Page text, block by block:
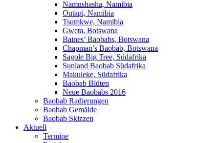
Namushasha, Namibia
Outapi, Namibia
Tsumkwe, Namibia
Gweta, Botswana
Baines’ Baobabs, Botswana
Chapman’s Baobab, Botswana
Sagole Big Tree, Südafrika
Sunland Baobab Südafrika
Makuleke, Südafrika
Baobab Blüten
Neue Baobabs 2016
Baobab Radierungen
Baobab Gemälde
Baobab Skizzen
Aktuell
Termine